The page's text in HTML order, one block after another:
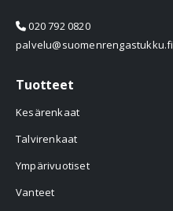
020 792 0820
palvelu@suomenrengastukku.fi
Tuotteet
Kesärenkaat
Talvirenkaat
Ympärivuotiset
Vanteet